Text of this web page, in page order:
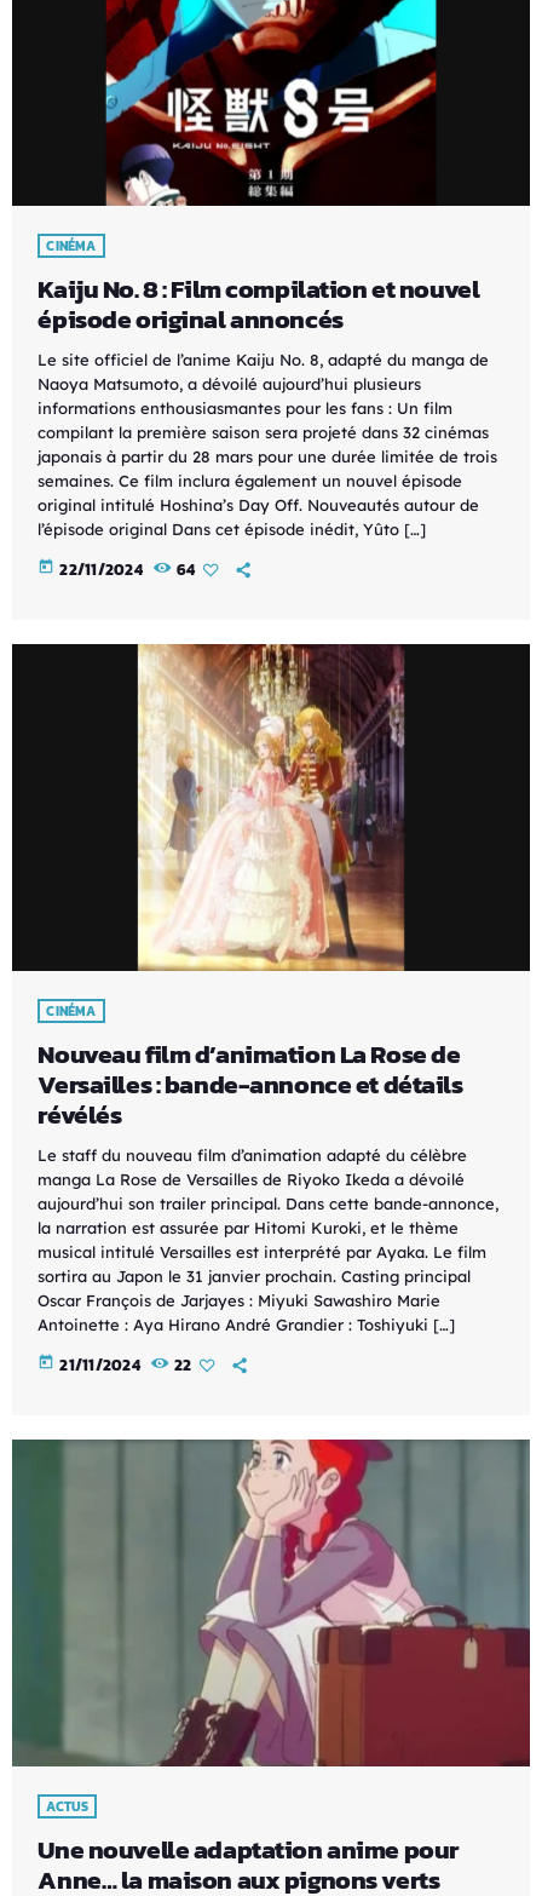
CINÉMA
Kaiju No. 8 : Film compilation et nouvel
épisode original annoncés
Le site officiel de l’anime Kaiju No. 8, adapté du manga de
Naoya Matsumoto, a dévoilé aujourd’hui plusieurs
informations enthousiasmantes pour les fans : Un film
compilant la première saison sera projeté dans 32 cinémas
japonais à partir du 28 mars pour une durée limitée de trois
semaines. Ce film inclura également un nouvel épisode
original intitulé Hoshina’s Day Off. Nouveautés autour de
l’épisode original Dans cet épisode inédit, Yûto […]
today 22/11/2024 64
CINÉMA
Nouveau film d’animation La Rose de
Versailles : bande-annonce et détails
révélés
Le staff du nouveau film d’animation adapté du célèbre
manga La Rose de Versailles de Riyoko Ikeda a dévoilé
aujourd’hui son trailer principal. Dans cette bande-annonce,
la narration est assurée par Hitomi Kuroki, et le thème
musical intitulé Versailles est interprété par Ayaka. Le film
sortira au Japon le 31 janvier prochain. Casting principal
Oscar François de Jarjayes : Miyuki Sawashiro Marie
Antoinette : Aya Hirano André Grandier : Toshiyuki […]
today 21/11/2024 22
ACTUS
Une nouvelle adaptation anime pour
Anne… la maison aux pignons verts